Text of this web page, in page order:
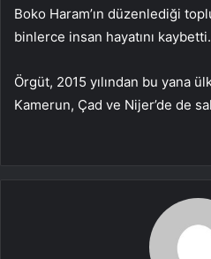
Boko Haram’ın düzenlediği
binlerce insan hayatını kaybetti.
Örgüt, 2015 yılından bu yana
Kamerun, Çad ve Nijer’de de